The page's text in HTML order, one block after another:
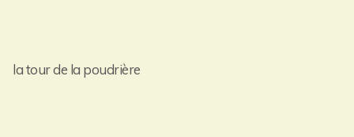
la tour de la poudrière